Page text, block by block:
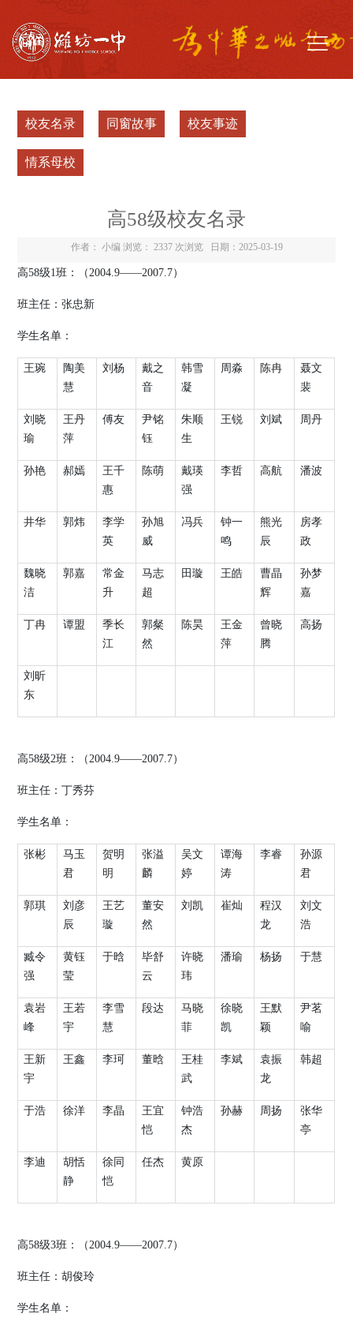
校友名录 同窗故事 校友事迹
情系母校
高58级校友名录
作者： 小编 浏览： 2337 次浏览日期：2025-03-19
高58级1班：（2004.9——2007.7）
班主任：张忠新
学生名单：
王琬
陶美
慧
刘杨
戴之
音
韩雪
凝
周淼 陈冉
聂文
裴
刘晓
瑜
王丹
萍
傅友
尹铭
钰
朱顺
生
王锐 刘斌 周丹
孙艳 郝嫣
王千
惠
陈萌
戴瑛
强
李哲 高航 潘波
井华 郭炜
李学
英
孙旭
威
冯兵
钟一
鸣
熊光
辰
房孝
政
魏晓
洁
郭嘉
常金
升
马志
超
田璇 王皓
曹晶
辉
孙梦
嘉
丁冉 谭盟
季长
江
郭粲
然
陈昊
王金
萍
曾晓
腾
高扬
刘昕
东
高58级2班：（2004.9——2007.7）
班主任：丁秀芬
学生名单：
张彬
马玉
君
贺明
明
张溢
麟
吴文
婷
谭海
涛
李睿
孙源
君
郭琪
刘彦
辰
王艺
璇
董安
然
刘凯 崔灿
程汉
龙
刘文
浩
臧令
强
黄钰
莹
于晗
毕舒
云
许晓
玮
潘瑜 杨扬 于慧
袁岩
峰
王若
宇
李雪
慧
段达
马晓
菲
徐晓
凯
王默
颖
尹茗
喻
王新
宇
王鑫 李珂 董晗
王桂
武
李斌
袁振
龙
韩超
于浩 徐洋 李晶
王宜
恺
钟浩
杰
孙赫 周扬
张华
亭
李迪
胡恬
静
徐同
恺
任杰 黄原
高58级3班：（2004.9——2007.7）
班主任：胡俊玲
学生名单：